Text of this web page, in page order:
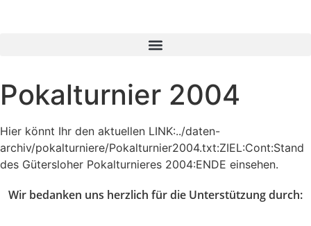
Pokalturnier 2004
Hier könnt Ihr den aktuellen LINK:../daten-
archiv/pokalturniere/Pokalturnier2004.txt:ZIEL:Cont:Stand
des Gütersloher Pokalturnieres 2004:ENDE einsehen.
Wir bedanken uns herzlich für die Unterstützung durch: